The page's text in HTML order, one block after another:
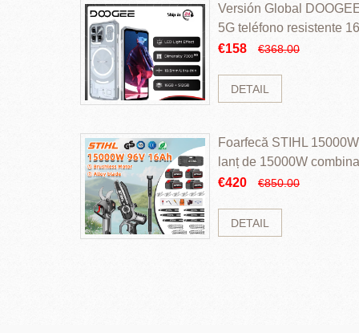
Versión Global
5G teléfono resistente
ROM Mediatek
€158 €368.00
DETAIL
Foarfecă STIHL
lanț de 15000W
perii și baterie cu li
€420 €850.00
DETAIL